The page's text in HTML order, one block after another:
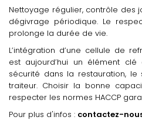
Nettoyage régulier, contrôle des
dégivrage périodique. Le
prolonge la durée de vie.
L’intégration d’une cellule de
est aujourd’hui un élément
sécurité dans la restauration,
traiteur. Choisir la bonne
respecter les normes HACCP
Pour plus d'infos : contactez-